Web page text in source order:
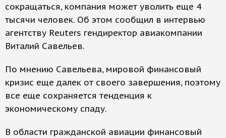
сокращаться, компания может уволить еще 4
тысячи человек. Об этом сообщил в интервью
агентству Reuters гендиректор авиакомпании
Виталий Савельев.
По мнению Савельева, мировой финансовый
кризис еще далек от своего завершения, поэтому
все еще сохраняется тенденция к
экономическому спаду.
В области гражданской авиации финансовый